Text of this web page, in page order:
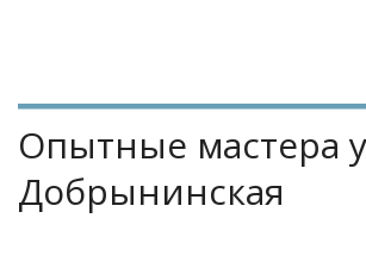
Опытные мастера
Добрынинская